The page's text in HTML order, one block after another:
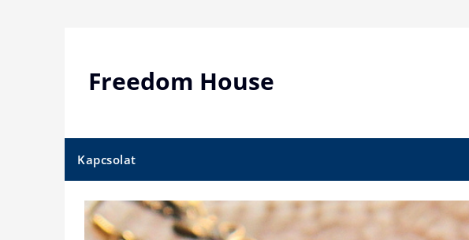
Freedom House
Kapcsolat